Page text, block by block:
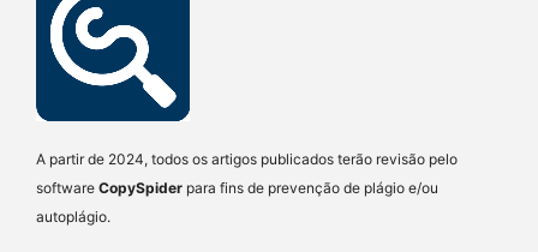
A partir de 2024, todos os artigos publicados terão revisão pelo
software CopySpider para fins de prevenção de plágio e/ou
autoplágio.